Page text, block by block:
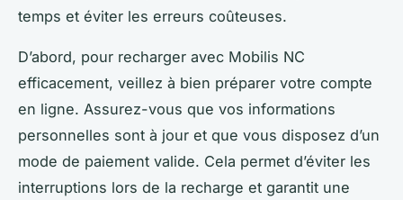
temps et éviter les erreurs coûteuses.
D’abord, pour recharger avec Mobilis NC
efficacement, veillez à bien préparer votre compte
en ligne. Assurez-vous que vos informations
personnelles sont à jour et que vous disposez d’un
mode de paiement valide. Cela permet d’éviter les
interruptions lors de la recharge et garantit une